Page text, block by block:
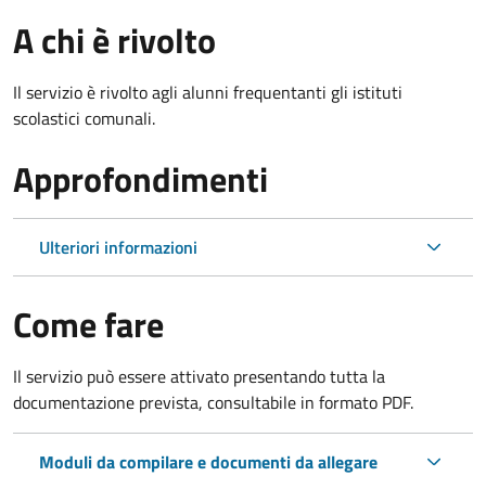
A chi è rivolto
Il servizio è rivolto agli alunni frequentanti gli istituti
scolastici comunali.
Approfondimenti
Ulteriori informazioni
Come fare
Il servizio può essere attivato presentando tutta la
documentazione prevista, consultabile in formato PDF.
Moduli da compilare e documenti da allegare